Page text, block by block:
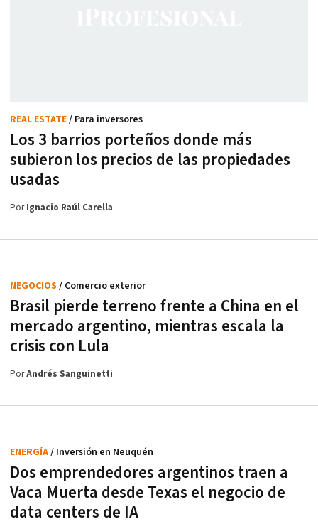
Los 3 barrios porteños donde más
subieron los precios de las propiedades
usadas
REAL ESTATE/ Para inversores
PorIgnacio Raúl Carella
Brasil pierde terreno frente a China en el
mercado argentino, mientras escala la
crisis con Lula
NEGOCIOS / Comercio exterior
PorAndrés Sanguinetti
Dos emprendedores argentinos traen a
Vaca Muerta desde Texas el negocio de
data centers de IA
ENERGÍA/ Inversión en Neuquén